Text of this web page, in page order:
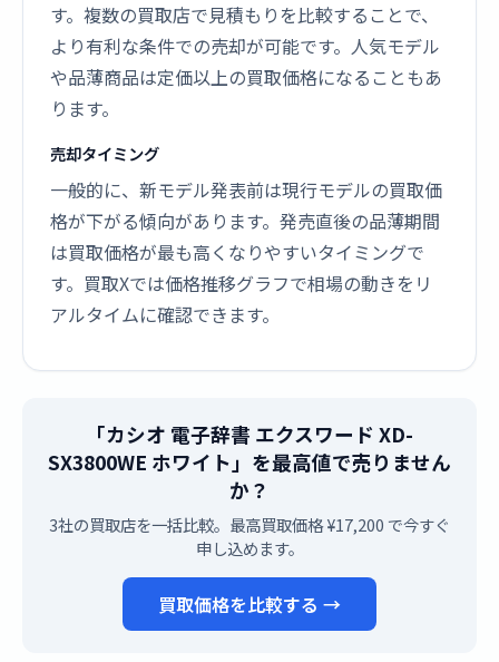
す。複数の買取店で見積もりを比較することで、
より有利な条件での売却が可能です。人気モデル
や品薄商品は定価以上の買取価格になることもあ
ります。
売却タイミング
一般的に、新モデル発表前は現行モデルの買取価
格が下がる傾向があります。発売直後の品薄期間
は買取価格が最も高くなりやすいタイミングで
す。買取Xでは価格推移グラフで相場の動きをリ
アルタイムに確認できます。
「カシオ 電子辞書 エクスワード XD-
SX3800WE ホワイト」を最高値で売りません
か？
3社の買取店を一括比較。最高買取価格 ¥17,200 で今すぐ
申し込めます。
買取価格を比較する →